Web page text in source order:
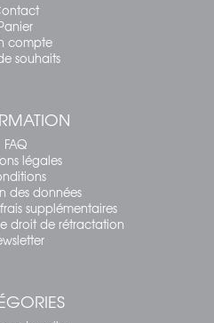
compte
souhaits
FAQ
légales
des données
supplémentaires
droit de rétractation